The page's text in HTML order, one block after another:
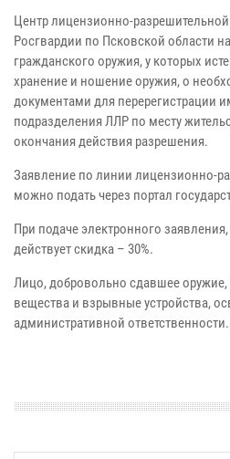
Центр лицензионно-
Росгвардии по Псковской области
гражданского оружия, у которых
хранение и ношение оружия, о
документами для перерегистрации
подразделения ЛЛР по месту
окончания действия разрешения.
Заявление по линии лицензионно-
можно подать через портал
При подаче электронного
действует скидка – 30%.
Лицо, добровольно сдавшее
вещества и взрывные устройства,
административной ответственности.